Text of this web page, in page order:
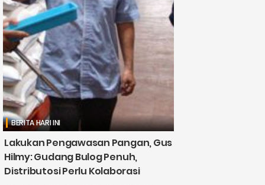
BERITA HARI INI
Lakukan Pengawasan Pangan, Gus
Hilmy: Gudang Bulog Penuh,
Distributosi Perlu Kolaborasi